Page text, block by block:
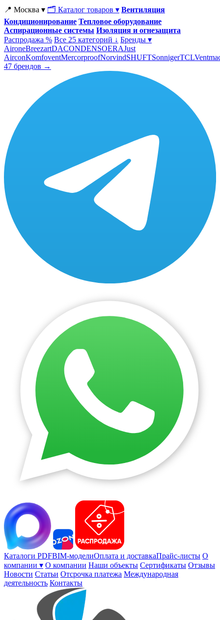
📍 Москва ▾ 🗂 Каталог товаров ▾ Вентиляция
Кондиционирование Тепловое оборудование
Аспирационные системы Изоляция и огнезащита
Распродажа % Все 25 категорий ↓ Бренды ▾
AironeBreezartDACONDENSOERAJust
AirconKomfoventMercorproofNorvindSHUFTSonnigerTCL
47 брендов →
Каталоги PDFBIM-моделиОплата и доставкаПрайс-листы О
компании ▾ О компании Наши объекты Сертификаты Отзывы
Новости Статьи Отсрочка платежа Международная
деятельность Контакты